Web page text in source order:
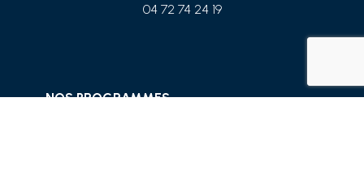
04 72 74 24 19
NOS PROGRAMMES